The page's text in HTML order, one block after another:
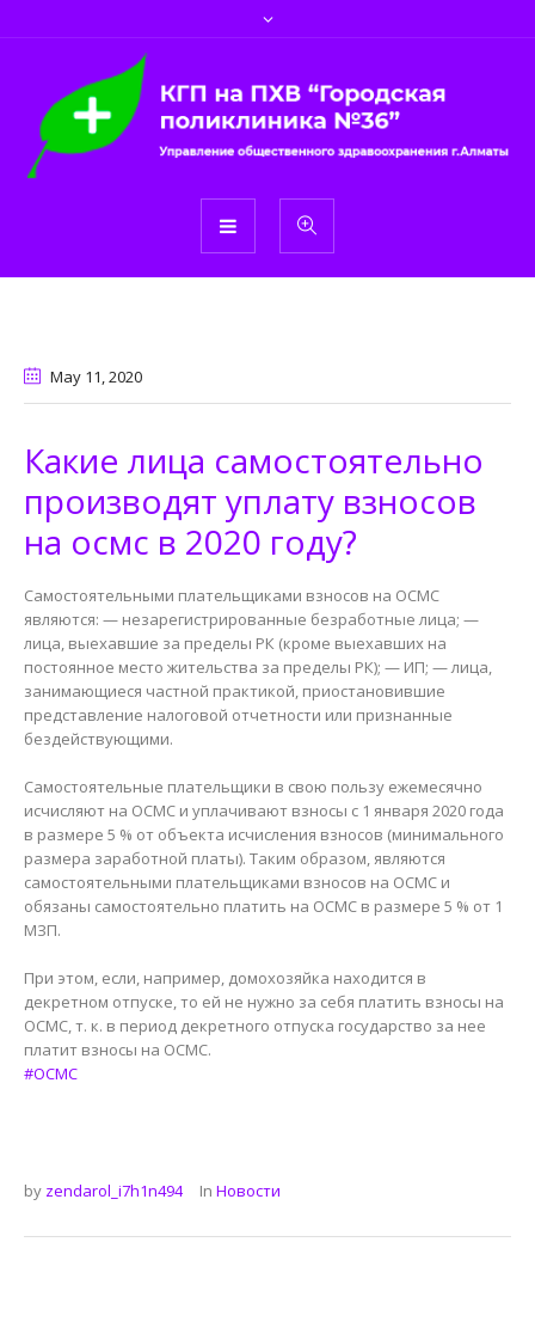
May 11, 2020
Какие лица самостоятельно
производят уплату взносов
на осмс в 2020 году?
Самостоятельными плательщиками взносов на ОСМС
являются: — незарегистрированные безработные лица; —
лица, выехавшие за пределы РК (кроме выехавших на
постоянное место жительства за пределы РК); — ИП; — лица,
занимающиеся частной практикой, приостановившие
представление налоговой отчетности или признанные
бездействующими.
Самостоятельные плательщики в свою пользу ежемесячно
исчисляют на ОСМС и уплачивают взносы с 1 января 2020 года
в размере 5 % от объекта исчисления взносов (минимального
размера заработной платы). Таким образом, являются
самостоятельными плательщиками взносов на ОСМС и
обязаны самостоятельно платить на ОСМС в размере 5 % от 1
МЗП.
При этом, если, например, домохозяйка находится в
декретном отпуске, то ей не нужно за себя платить взносы на
ОСМС, т. к. в период декретного отпуска государство за нее
платит взносы на ОСМС.
#ОСМС
by zendarol_i7h1n494 In Новости